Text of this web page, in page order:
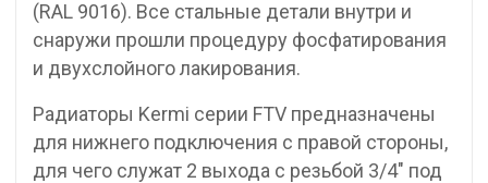
(RAL 9016). Все стальные детали внутри и
снаружи прошли процедуру фосфатирования
и двухслойного лакирования.
Радиаторы Kermi серии FTV предназначены
для нижнего подключения с правой стороны,
для чего служат 2 выхода с резьбой 3/4″ под